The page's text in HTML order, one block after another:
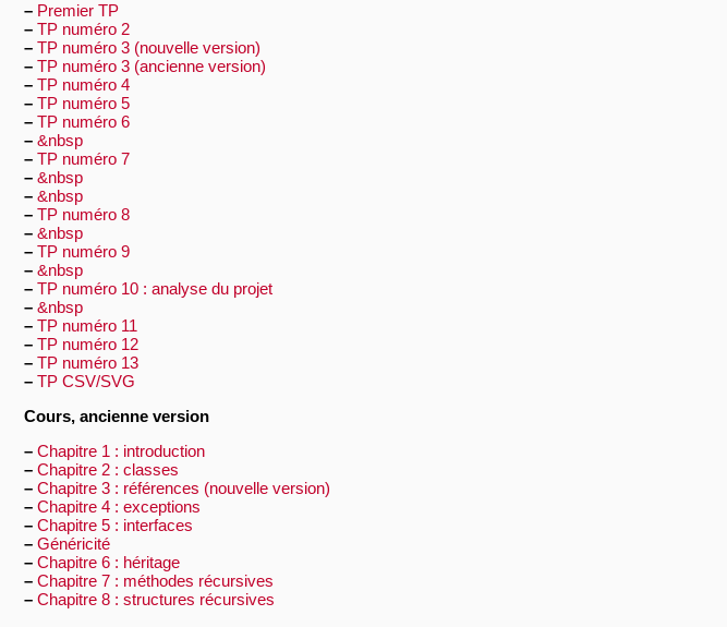
– Premier TP
– TP numéro 2
– TP numéro 3 (nouvelle version)
– TP numéro 3 (ancienne version)
– TP numéro 4
– TP numéro 5
– TP numéro 6
– &nbsp
– TP numéro 7
– &nbsp
– &nbsp
– TP numéro 8
– &nbsp
– TP numéro 9
– &nbsp
– TP numéro 10 : analyse du projet
– &nbsp
– TP numéro 11
– TP numéro 12
– TP numéro 13
– TP CSV/SVG
Cours, ancienne version
– Chapitre 1 : introduction
– Chapitre 2 : classes
– Chapitre 3 : références (nouvelle version)
– Chapitre 4 : exceptions
– Chapitre 5 : interfaces
– Généricité
– Chapitre 6 : héritage
– Chapitre 7 : méthodes récursives
– Chapitre 8 : structures récursives